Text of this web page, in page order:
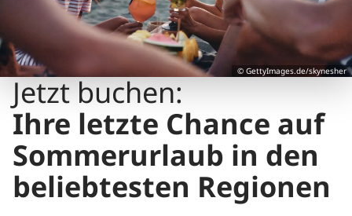
Jetzt buchen:
Ihre letzte Chance auf
Sommerurlaub in den
beliebtesten Regionen
© GettyImages.de/skynesher